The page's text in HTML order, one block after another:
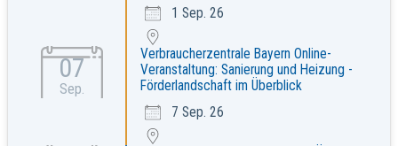
1 Sep. 26
07
Sep.
Verbraucherzentrale Bayern Online-
Veranstaltung: Sanierung und Heizung -
Förderlandschaft im Überblick
7 Sep. 26